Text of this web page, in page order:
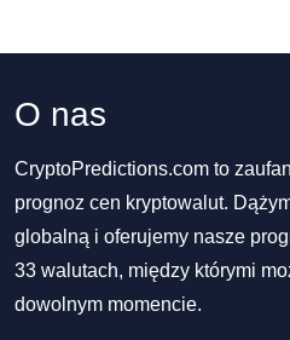
O nas
CryptoPredictions.com to
prognoz cen kryptowalut.
globalną i oferujemy nasze
33 walutach, między którymi
dowolnym momencie.